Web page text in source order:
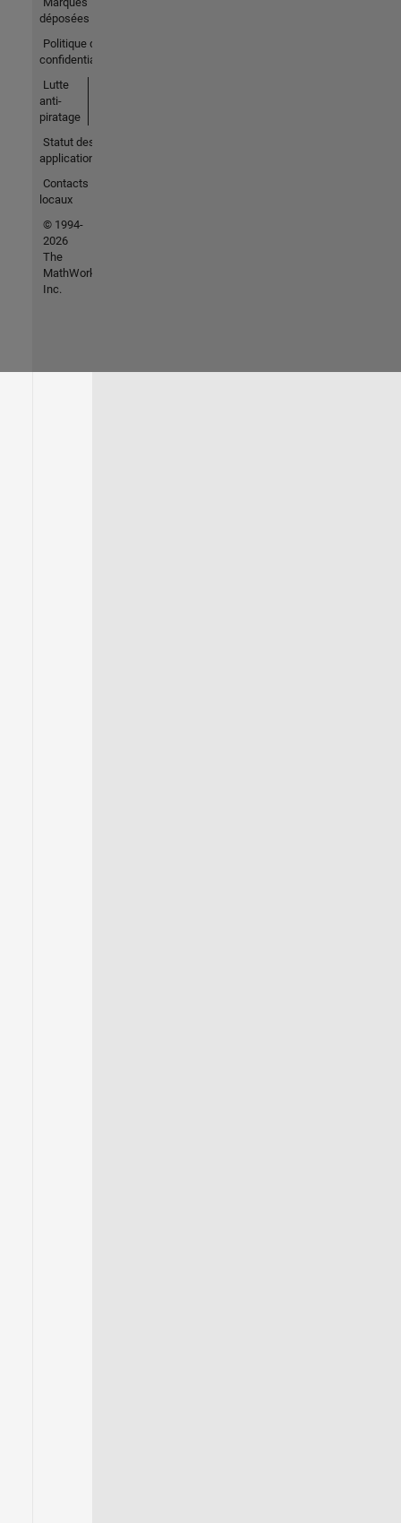
déposées
Politique de
confidentialité
Lutte
anti-
piratage
Statut des
applications
Contacts
locaux
© 1994-
2026
The
MathWorks,
Inc.